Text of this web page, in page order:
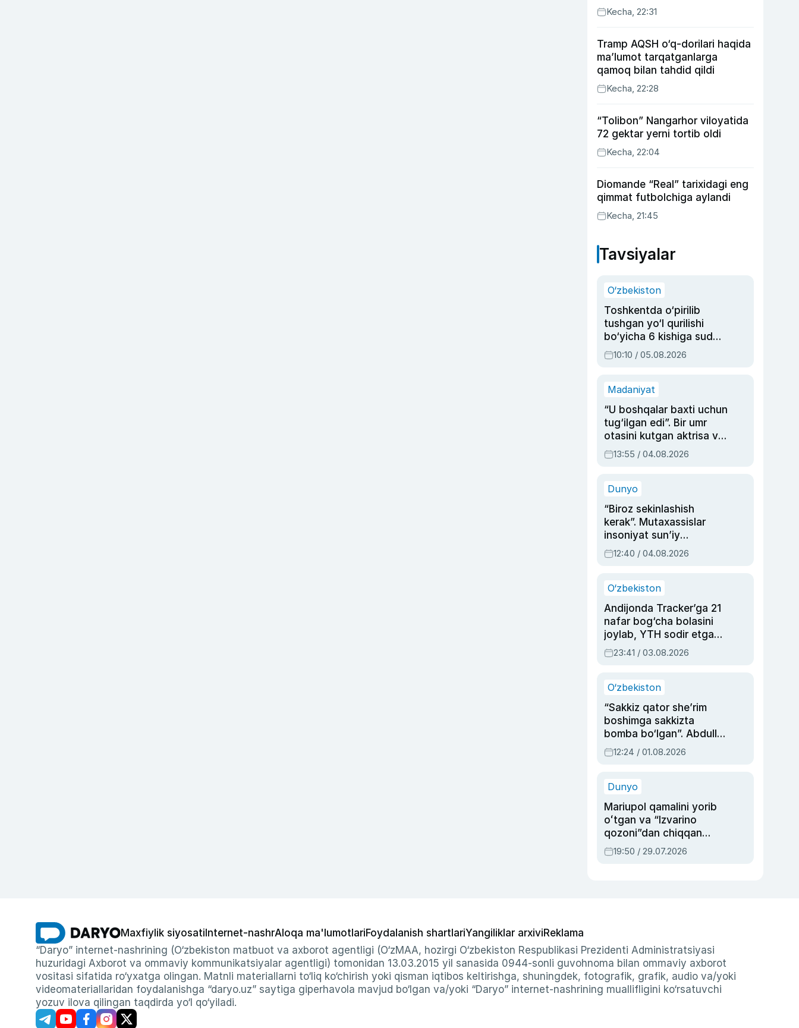
bahsda g‘alabani qo‘ldan
chiqardi
Kecha, 22:31
Tramp AQSH o‘q-dorilari haqida
ma’lumot tarqatganlarga
qamoq bilan tahdid qildi
Kecha, 22:28
“Tolibon” Nangarhor viloyatida
72 gektar yerni tortib oldi
Kecha, 22:04
Diomande “Real” tarixidagi eng
qimmat futbolchiga aylandi
Kecha, 21:45
Tavsiyalar
O‘zbekiston
Toshkentda o‘pirilib
tushgan yo‘l qurilishi
bo‘yicha 6 kishiga sud
hukmi o‘qildi
10:10 / 05.08.2026
Madaniyat
“U boshqalar baxti uchun
tug‘ilgan edi”. Bir umr
otasini kutgan aktrisa va
dublyaj ustasi Rimma
Ahmedovaning
13:55 / 04.08.2026
Dunyo
“Biroz sekinlashish
kerak”. Mutaxassislar
insoniyat sun’iy
intellektni boshqara
olmay qolishidan xavotir
12:40 / 04.08.2026
O‘zbekiston
Andijonda Tracker’ga 21
nafar bog‘cha bolasini
joylab, YTH sodir etgan
ayolga sud hukmi o‘qildi
23:41 / 03.08.2026
O‘zbekiston
“Sakkiz qator she’rim
boshimga sakkizta
bomba bo‘lgan”. Abdulla
Oripovni siyosiy
ayblovlardan asrab
12:24 / 01.08.2026
Dunyo
Mariupol qamalini yorib
oʻtgan va “Izvarino
qozoni”dan chiqqan
qahramon — Ukraina
armiyasi bosh
19:50 / 29.07.2026
Maxfiylik siyosati Internet-nashrAloqa ma'lumotlariFoydalanish shartlariYangiliklar arxiviReklama
“Daryo” internet-nashrining (O‘zbekiston matbuot va axborot agentligi (O‘zMAA, hozirgi O‘zbekiston Respublikasi Prezidenti Administratsiyasi
huzuridagi Axborot va ommaviy kommunikatsiyalar agentligi) tomonidan 13.03.2015 yil sanasida 0944-sonli guvohnoma bilan ommaviy axborot
vositasi sifatida ro‘yxatga olingan. Matnli materiallarni to‘liq ko‘chirish yoki qisman iqtibos keltirishga, shuningdek, fotografik, grafik, audio va/yoki
videomateriallaridan foydalanishga “daryo.uz” saytiga giperhavola mavjud bo‘lgan va/yoki “Daryo” internet-nashrining muallifligini ko‘rsatuvchi
yozuv ilova qilingan taqdirda yo‘l qo‘yiladi.